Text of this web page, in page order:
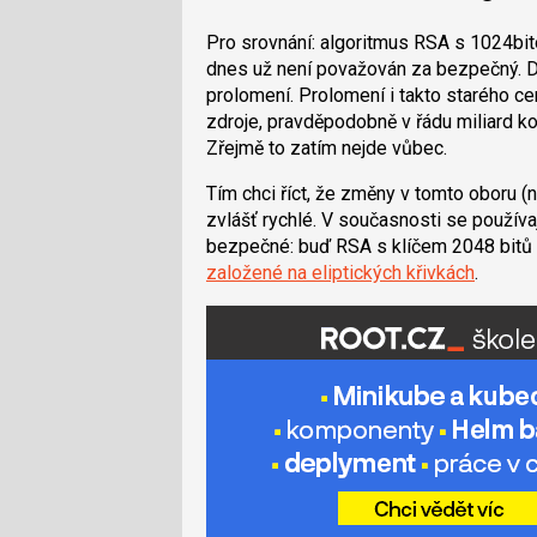
Pro srovnání: algoritmus RSA s
dnes už není považován za bezpečný.
prolomení. Prolomení i takto starého
zdroje, pravděpodobně v řádu miliard
Zřejmě to zatím nejde vůbec.
Tím chci říct, že změny v tomto oboru
zvlášť rychlé. V současnosti se
bezpečné: buď RSA s klíčem 2048
založené na eliptických křivkách.